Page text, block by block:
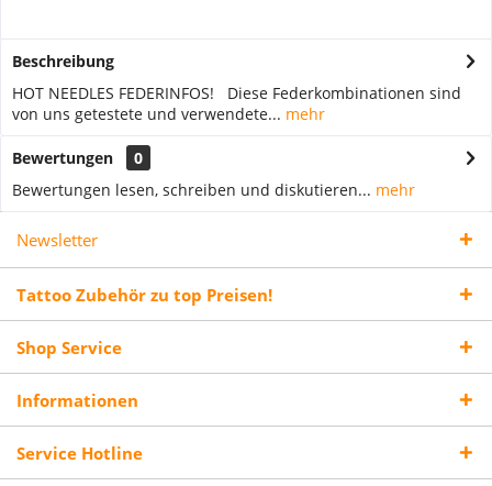
Beschreibung
HOT NEEDLES FEDERINFOS! Diese Federkombinationen sind
von uns getestete und verwendete... mehr
Bewertungen
0
Bewertungen lesen, schreiben und diskutieren... mehr
Newsletter
Tattoo Zubehör zu top Preisen!
Shop Service
Informationen
Service Hotline